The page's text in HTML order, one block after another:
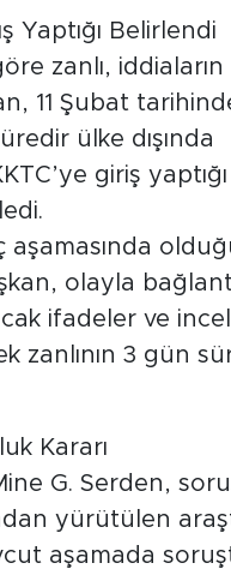
Yaptığı Belirlendi
zanlı,
11 Şubat
ülke dışında
giriş
aşamasında
olayla
ifadeler ve
zanlının 3 gün
Kararı
G. Serden,
yürütülen
aşamada